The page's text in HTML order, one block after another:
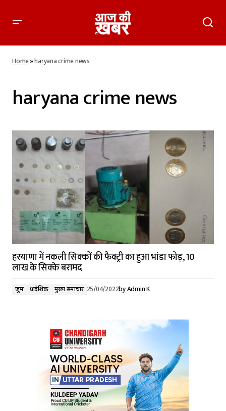
Home»haryana crime news
haryana crime news
हरयाणा में नकली सिक्कों की फैक्ट्री का हुआ भांडा फोड़, 10
लाख के सिक्के बरामद
जुर्म प्रादेशिक मुख्य समाचार 25/04/2022byAdmin K